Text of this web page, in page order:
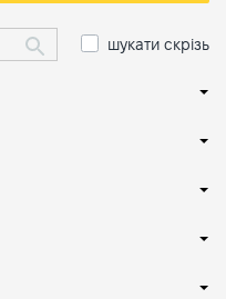
шукати скрізь